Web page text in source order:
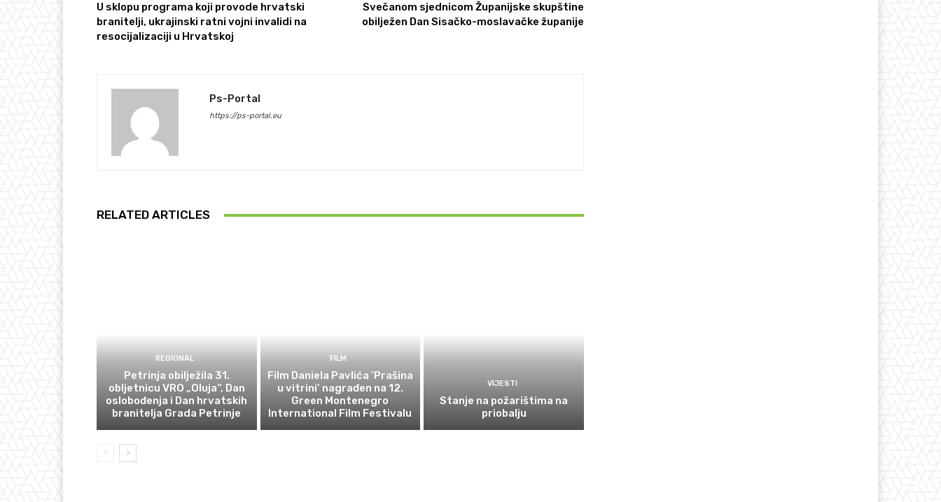
U sklopu programa koji provode hrvatski
branitelji, ukrajinski ratni vojni invalidi na
resocijalizaciji u Hrvatskoj
Svečanom sjednicom Županijske skupštine
obilježen Dan Sisačko-moslavačke županije
Ps-Portal
https://ps-portal.eu
RELATED ARTICLES
REGIONAL
Petrinja obilježila 31.
obljetnicu VRO „Oluja“, Dan
oslobođenja i Dan hrvatskih
branitelja Grada Petrinje
FILM
Film Daniela Pavlića ‘Prašina
u vitrini’ nagrađen na 12.
Green Montenegro
International Film Festivalu
VIJESTI
Stanje na požarištima na
priobalju